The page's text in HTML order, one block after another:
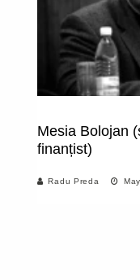
Mesia Bolojan
finanțist)
Radu Preda